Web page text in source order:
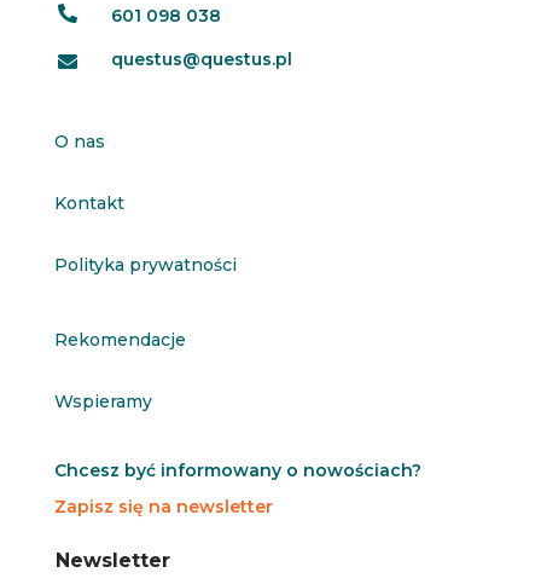
 601 098 038
 questus@questus.pl
O nas
Kontakt
Polityka prywatności
Rekomendacje
Wspieramy
Chcesz być informowany o nowościach?
Zapisz się na newsletter
N
N
Newsletter